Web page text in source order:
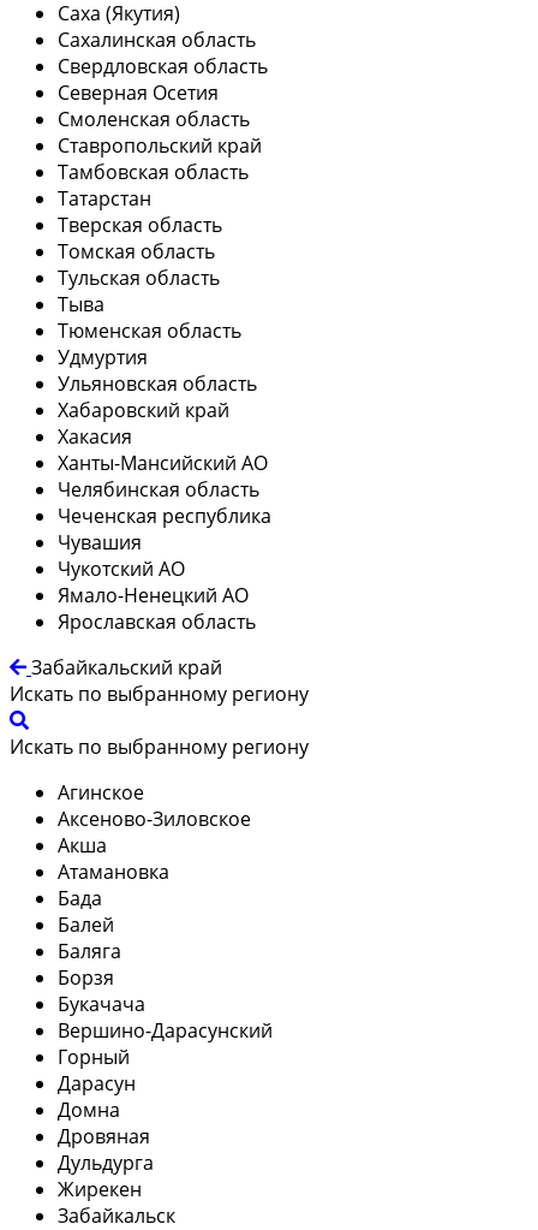
Саха (Якутия)
Сахалинская область
Свердловская область
Северная Осетия
Смоленская область
Ставропольский край
Тамбовская область
Татарстан
Тверская область
Томская область
Тульская область
Тыва
Тюменская область
Удмуртия
Ульяновская область
Хабаровский край
Хакасия
Ханты-Мансийский АО
Челябинская область
Чеченская республика
Чувашия
Чукотский АО
Ямало-Ненецкий АО
Ярославская область
Забайкальский край
Искать по выбранному региону
Искать по выбранному региону
Агинское
Аксеново-Зиловское
Акша
Атамановка
Бада
Балей
Баляга
Борзя
Букачача
Вершино-Дарасунский
Горный
Дарасун
Домна
Дровяная
Дульдурга
Жирекен
Забайкальск